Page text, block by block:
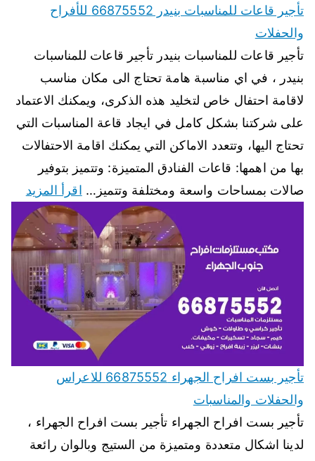
تأجير قاعات للمناسبات بنيدر 66875552 للأفراح
والحفلات
تأجير قاعات للمناسبات بنيدر تأجير قاعات للمناسبات
بنيدر ، في اي مناسبة هامة تحتاج الى مكان مناسب
لاقامة احتفال خاص لتخليد هذه الذكرى، ويمكنك الاعتماد
على شركتنا بشكل كامل في ايجاد قاعة المناسبات التي
تحتاج اليها، وتتعدد الاماكن التي يمكنك اقامة الاحتفالات
بها من اهمها: قاعات الفنادق المتميزة: وتتميز بتوفير
صالات بمساحات واسعة ومختلفة وتتميز… اقرأ المزيد
تأجير بست افراح الجهراء 66875552 للاعراس
والحفلات والمناسبات
تأجير بست افراح الجهراء تأجير بست افراح الجهراء ،
لدينا اشكال متعددة ومتميزة من الستيج وبالوان رائعة